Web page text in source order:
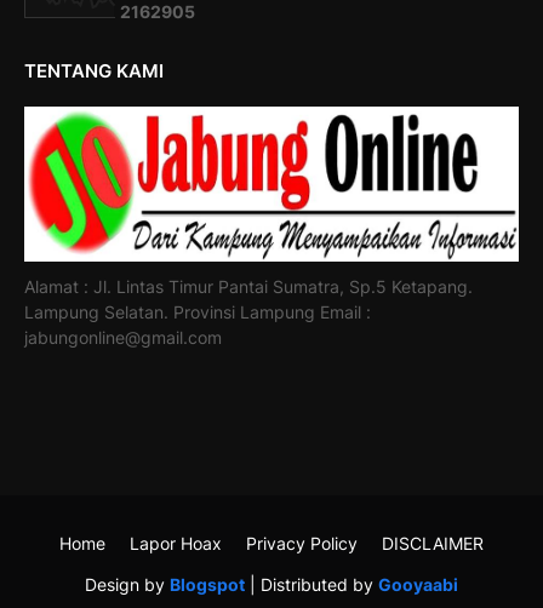
2162905
TENTANG KAMI
Alamat : Jl. Lintas Timur Pantai Sumatra, Sp.5 Ketapang.
Lampung Selatan. Provinsi Lampung Email :
jabungonline@gmail.com
Design by Blogspot | Distributed by Gooyaabi
Home Lapor Hoax Privacy Policy DISCLAIMER